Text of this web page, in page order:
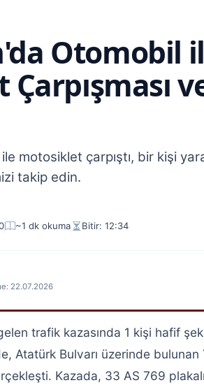
Otomobil
motosiklet çarpıştı, bir kişi
takip edin.
~1 dk okuma Bitir: 12:34
22.07.2026
trafik kazasında 1 kişi hafif
Atatürk Bulvarı üzerinde bulunan
Kazada, 33 AS 769